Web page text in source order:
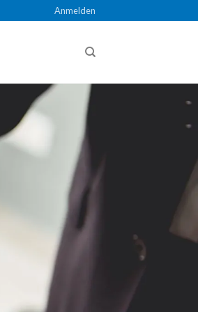
Anmelden